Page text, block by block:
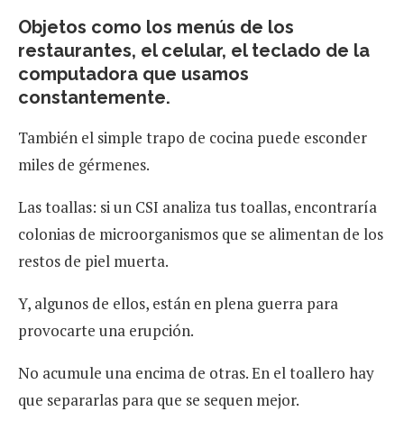
Objetos como los menús de los
restaurantes, el celular, el teclado de la
computadora que usamos
constantemente.
También el simple trapo de cocina puede esconder
miles de gérmenes.
Las toallas: si un CSI analiza tus toallas, encontraría
colonias de microorganismos que se alimentan de los
restos de piel muerta.
Y, algunos de ellos, están en plena guerra para
provocarte una erupción.
No acumule una encima de otras. En el toallero hay
que separarlas para que se sequen mejor.